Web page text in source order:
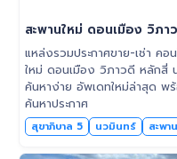
สะพานใหม่ ดอนเมือง วิภ
แหล่งรวมประกาศขาย-เช่า ค
ใหม่ ดอนเมือง วิภาวดี หลักสี่ นวมินทร์ สุขาภิบาล 5 ในราคาดีที่สุด
ค้นหาง่าย อัพเดทใหม่ล่าสุด พ
ค้นหาประกาศ
สุขาภิบาล 5 นวมินทร์ สะพา